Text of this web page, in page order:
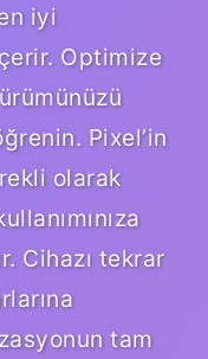
iyi
Optimize
Pixel’in
olarak
Cihazı tekrar
tam